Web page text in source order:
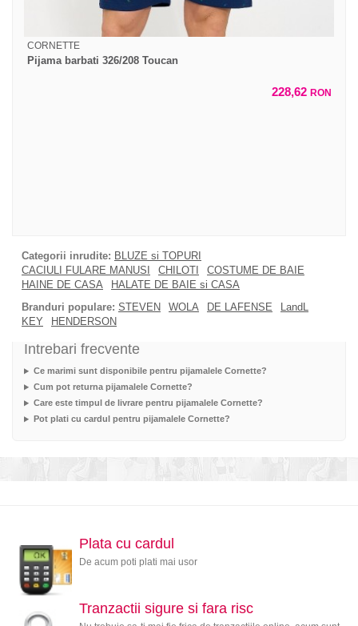
CORNETTE
Pijama barbati 326/208 Toucan
228,62 RON
Categorii inrudite: BLUZE si TOPURI
CACIULI FULARE MANUSI
CHILOTI
COSTUME DE BAIE
HAINE DE CASA
HALATE DE BAIE si CASA
Branduri populare: STEVEN WOLA DE LAFENSE
LandL
KEY
HENDERSON
Intrebari frecvente
Ce marimi sunt disponibile pentru pijamalele Cornette?
Cum pot returna pijamalele Cornette?
Care este timpul de livrare pentru pijamalele Cornette?
Pot plati cu cardul pentru pijamalele Cornette?
Plata cu cardul
De acum poti plati mai usor
Tranzactii sigure si fara risc